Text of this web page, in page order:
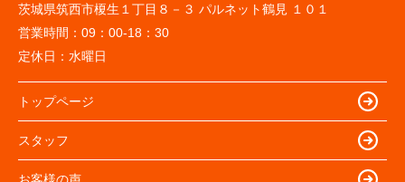
茨城県筑西市榎生１丁目８－３ パルネット鶴見 １０１
営業時間： 09：00-18：30
定休日： 水曜日
トップページ
スタッフ
お客様の声